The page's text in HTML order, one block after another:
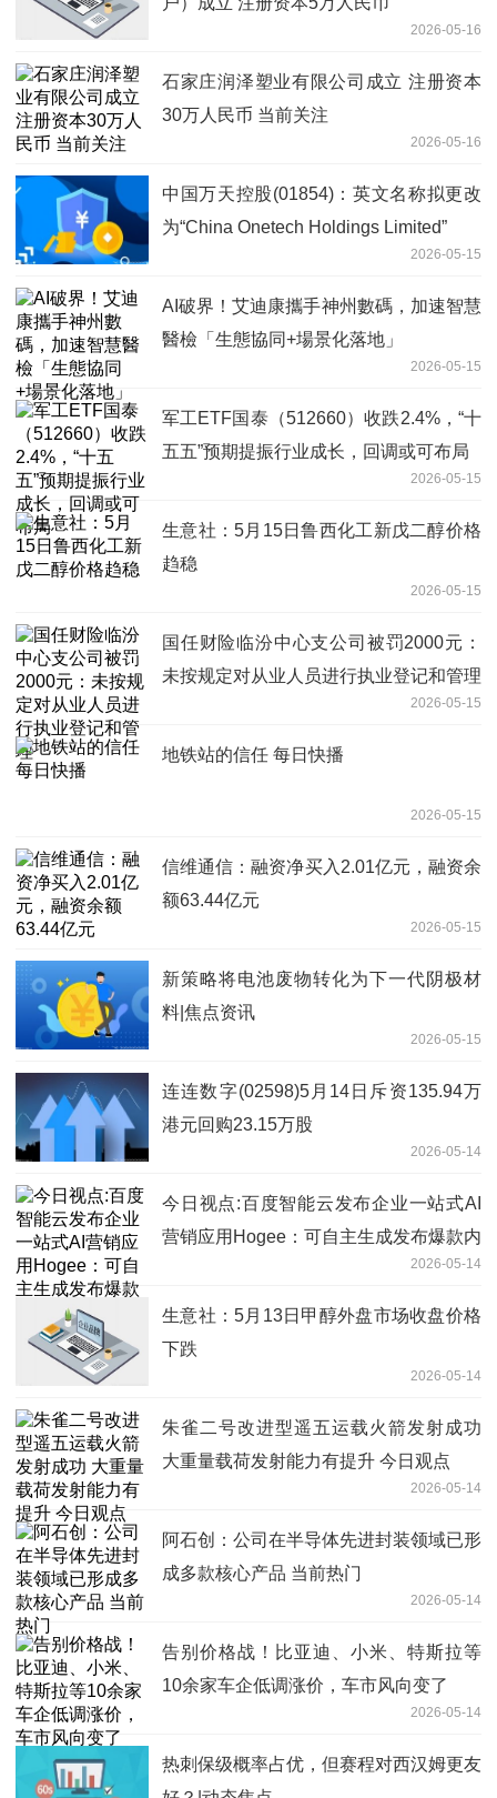
2026-05-16
石家庄润泽塑业有限公司成立 注册资本
30万人民币 当前关注
2026-05-16
中国万天控股(01854)：英文名称拟更改
为“China Onetech Holdings Limited”
2026-05-15
AI破界！艾迪康攜手神州數碼，加速智慧
醫檢「生態協同+場景化落地」
2026-05-15
军工ETF国泰（512660）收跌2.4%，“十
五五”预期提振行业成长，回调或可布局
2026-05-15
生意社：5月15日鲁西化工新戊二醇价格
趋稳
2026-05-15
国任财险临汾中心支公司被罚2000元：
未按规定对从业人员进行执业登记和管理
2026-05-15
地铁站的信任 每日快播
2026-05-15
信维通信：融资净买入2.01亿元，融资余
额63.44亿元
2026-05-15
新策略将电池废物转化为下一代阴极材
料|焦点资讯
2026-05-15
连连数字(02598)5月14日斥资135.94万
港元回购23.15万股
2026-05-14
今日视点:百度智能云发布企业一站式AI
营销应用Hogee：可自主生成发布爆款内
2026-05-14
生意社：5月13日甲醇外盘市场收盘价格
下跌
2026-05-14
朱雀二号改进型遥五运载火箭发射成功
大重量载荷发射能力有提升 今日观点
2026-05-14
阿石创：公司在半导体先进封装领域已形
成多款核心产品 当前热门
2026-05-14
告别价格战！比亚迪、小米、特斯拉等
10余家车企低调涨价，车市风向变了
2026-05-14
热刺保级概率占优，但赛程对西汉姆更友